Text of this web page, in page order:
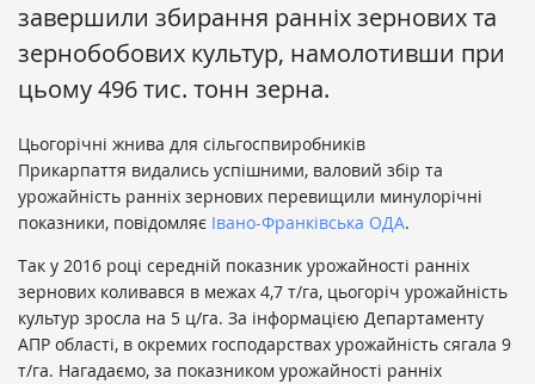
завершили збирання ранніх зернових та
зернобобових культур, намолотивши при
цьому 496 тис. тонн зерна.
Цьогорічні жнива для сільгоспвиробників
Прикарпаття видались успішними, валовий збір та
урожайність ранніх зернових перевищили минулорічні
показники, повідомляє Івано-Франківська ОДА.
Так у 2016 році середній показник урожайності ранніх
зернових коливався в межах 4,7 т/га, цьогоріч урожайність
культур зросла на 5 ц/га. За інформацією Департаменту
АПР області, в окремих господарствах урожайність сягала 9
т/га. Нагадаємо, за показником урожайності ранніх